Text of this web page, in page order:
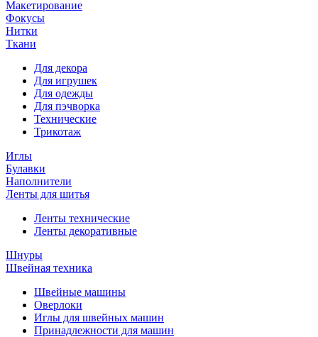
Макетирование
Фокусы
Нитки
Ткани
Для декора
Для игрушек
Для одежды
Для пэчворка
Технические
Трикотаж
Иглы
Булавки
Наполнители
Ленты для шитья
Ленты технические
Ленты декоративные
Шнуры
Швейная техника
Швейные машины
Оверлоки
Иглы для швейных машин
Принадлежности для машин